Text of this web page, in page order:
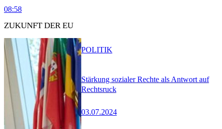
08:58
ZUKUNFT DER EU
Stärkung sozialer Rechte als Antwort auf
Rechtsruck
03.07.2024
POLITIK